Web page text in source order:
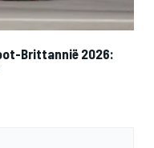
Brittannië 2026: